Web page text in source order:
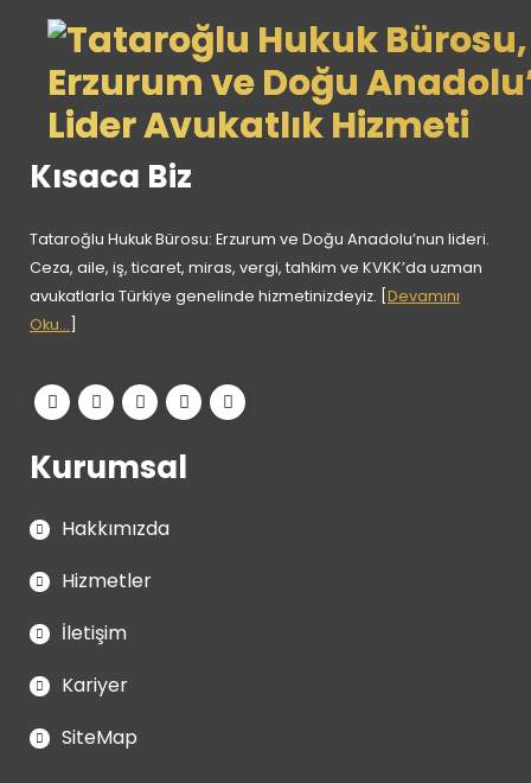
Kısaca Biz
Tataroğlu Hukuk Bürosu: Erzurum ve Doğu Anadolu’nun lideri.
Ceza, aile, iş, ticaret, miras, vergi, tahkim ve KVKK’da uzman
avukatlarla Türkiye genelinde hizmetinizdeyiz. [ Devamını
Oku...
Kurumsal
Hakkımızda
Hizmetler
İletişim
Kariyer
SiteMap